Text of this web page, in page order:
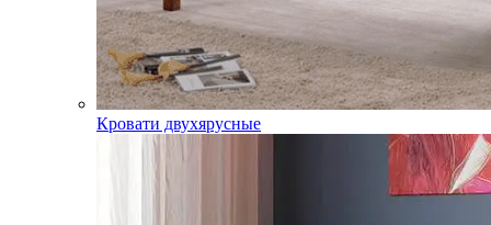
Кровати двухярусные